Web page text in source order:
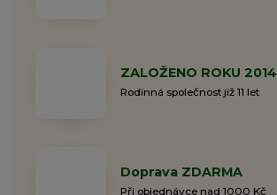
ZALOŽENO ROKU 2014
Rodinná společnost již 11 let
Doprava ZDARMA
Při objednávce nad 1000 Kč